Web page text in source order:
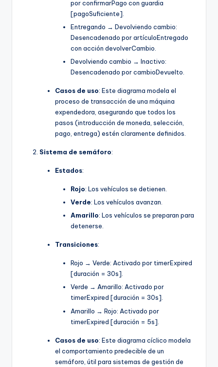
por confirmarPago con guardia
[pagoSuficiente].
Entregando → Devolviendo cambio:
Desencadenado por artículoEntregado
con acción devolverCambio.
Devolviendo cambio → Inactivo:
Desencadenado por cambioDevuelto.
Casos de uso: Este diagrama modela el
proceso de transacción de una máquina
expendedora, asegurando que todos los
pasos (introducción de moneda, selección,
pago, entrega) estén claramente definidos.
Sistema de semáforo:
Estados:
Rojo: Los vehículos se detienen.
Verde: Los vehículos avanzan.
Amarillo: Los vehículos se preparan para
detenerse.
Transiciones:
Rojo → Verde: Activado por timerExpired
[duración = 30s].
Verde → Amarillo: Activado por
timerExpired [duración = 30s].
Amarillo → Rojo: Activado por
timerExpired [duración = 5s].
Casos de uso: Este diagrama cíclico modela
el comportamiento predecible de un
semáforo, útil para sistemas de gestión de